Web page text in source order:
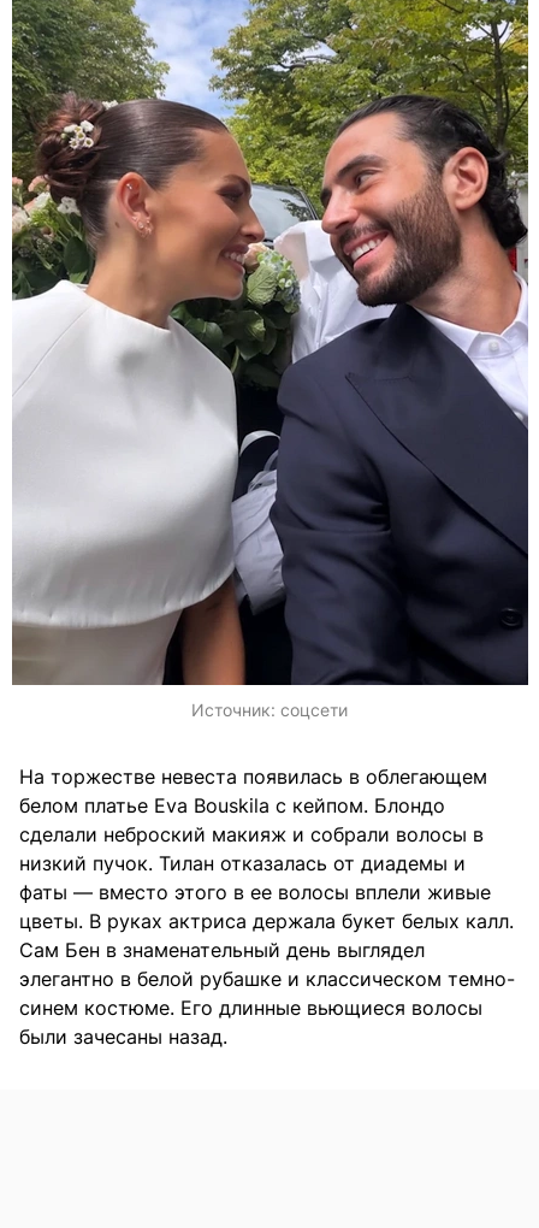
Источник: соцсети
На торжестве невеста появилась в облегающем
белом платье Eva Bouskila с кейпом. Блондо
сделали неброский макияж и собрали волосы в
низкий пучок. Тилан отказалась от диадемы и
фаты — вместо этого в ее волосы вплели живые
цветы. В руках актриса держала букет белых калл.
Сам Бен в знаменательный день выглядел
элегантно в белой рубашке и классическом темно-
синем костюме. Его длинные вьющиеся волосы
были зачесаны назад.